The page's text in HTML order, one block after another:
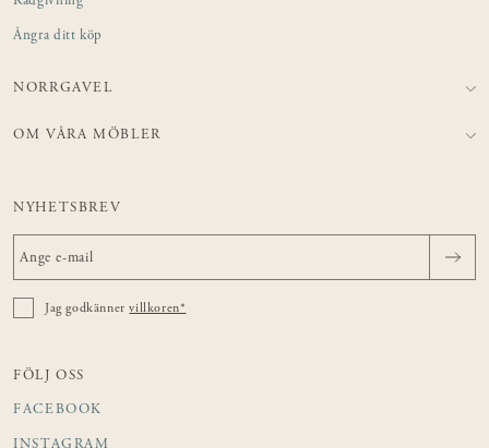
Ångra ditt köp
NORRGAVEL
OM VÅRA MÖBLER
NYHETSBREV
Jag godkännervillkoren*
FÖLJ OSS
FACEBOOK